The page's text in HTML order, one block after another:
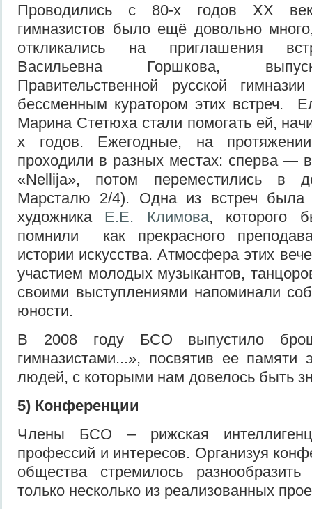
Проводились с 80-х годов ХХ
гимназистов было ещё довольно
откликались на приглашения
Васильевна Горшкова,
Правительственной русской
бессменным куратором этих встреч.
Марина Стетюха стали помогать ей,
х годов. Ежегодные, на
проходили в разных местах: сперва —
«Nellija», потом переместились в
Марсталю 2/4). Одна из встреч была
художника Е.Е. Климова, которого
помнили как прекрасного
истории искусства. Атмосфера этих
участием молодых музыкантов,
своими выступлениями напоминали
юности.
В 2008 году БСО выпустило
гимназистами...», посвятив ее памяти
людей, с которыми нам довелось быть
5) Конференции
Члены БСО – рижская
профессий и интересов. Организуя
общества стремилось
только несколько из реализованных